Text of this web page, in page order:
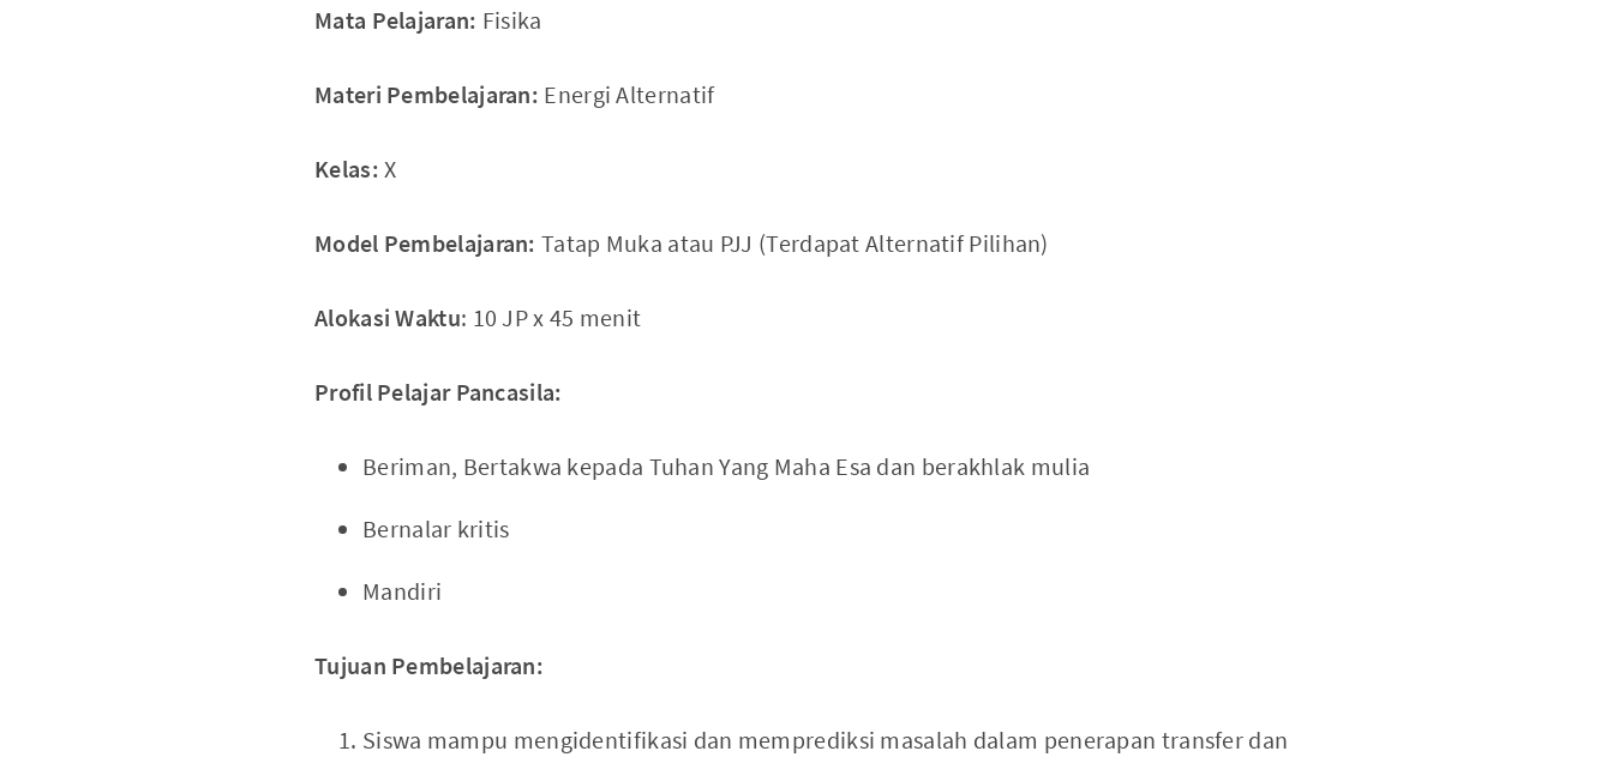
Mata Pelajaran: Fisika
Materi Pembelajaran: Energi Alternatif
Kelas: X
Model Pembelajaran: Tatap Muka atau PJJ (Terdapat Alternatif Pilihan)
Alokasi Waktu: 10 JP x 45 menit
Profil Pelajar Pancasila:
Beriman, Bertakwa kepada Tuhan Yang Maha Esa dan berakhlak mulia
Bernalar kritis
Mandiri
Tujuan Pembelajaran:
Siswa mampu mengidentifikasi dan memprediksi masalah dalam penerapan transfer dan